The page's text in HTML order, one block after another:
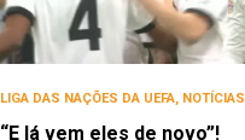
LIGA DAS NAÇÕES DA UEFA, NOTÍCIAS
“E lá vem eles de novo”!